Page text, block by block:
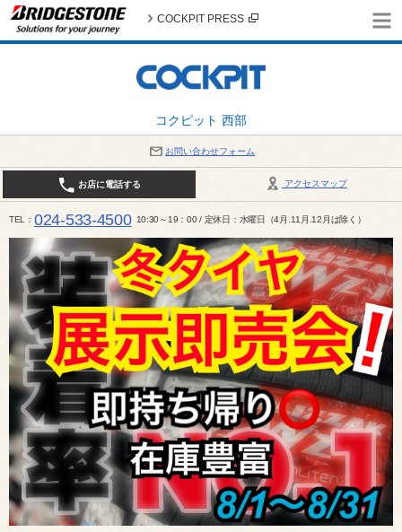
コクピット 西部
COCKPIT PRESS
お問い合わせフォーム
アクセスマップ
お店に電話する
TEL 024-533-4500 10:30～19：00 / 定休日：水曜日（4月.11月.12月